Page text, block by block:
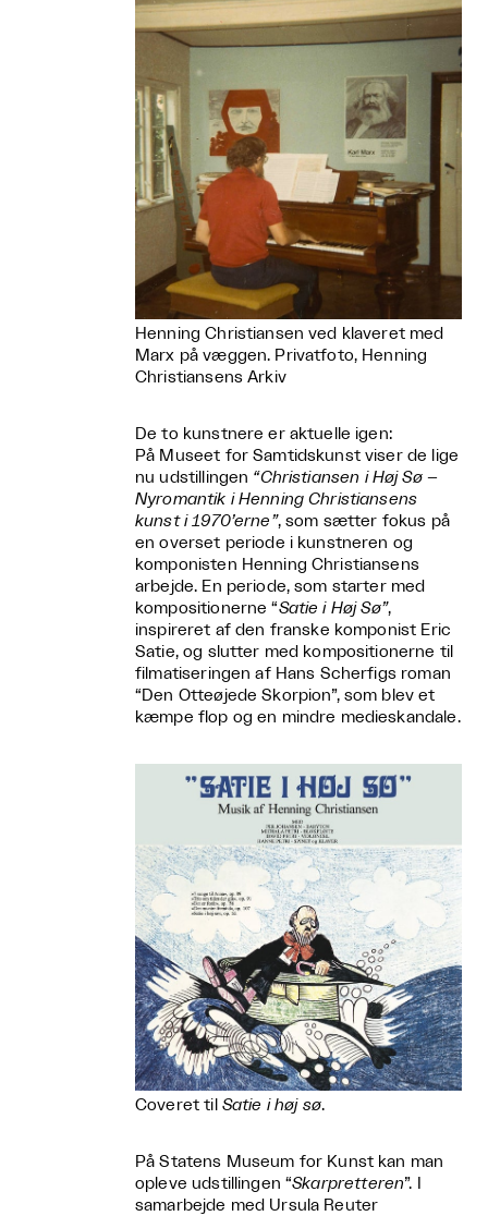
Henning Christiansen ved klaveret med
Marx på væggen. Privatfoto, Henning
Christiansens Arkiv
De to kunstnere er aktuelle igen:
På Museet for Samtidskunst viser de lige
nu udstillingen “Christiansen i Høj Sø –
Nyromantik i Henning Christiansens
kunst i 1970’erne”, som sætter fokus på
en overset periode i kunstneren og
komponisten Henning Christiansens
arbejde. En periode, som starter med
kompositionerne “Satie i Høj Sø”,
inspireret af den franske komponist Eric
Satie, og slutter med kompositionerne til
filmatiseringen af Hans Scherfigs roman
“Den Otteøjede Skorpion”, som blev et
kæmpe flop og en mindre medieskandale.
Coveret til Satie i høj sø.
På Statens Museum for Kunst kan man
opleve udstillingen “Skarpretteren”. I
samarbejde med Ursula Reuter